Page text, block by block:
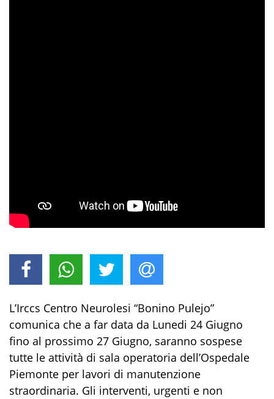
L’Irccs Centro Neurolesi “Bonino Pulejo”
comunica che a far data da Lunedi 24 Giugno
fino al prossimo 27 Giugno, saranno sospese
tutte le attività di sala operatoria dell’Ospedale
Piemonte per lavori di manutenzione
straordinaria. Gli interventi, urgenti e non